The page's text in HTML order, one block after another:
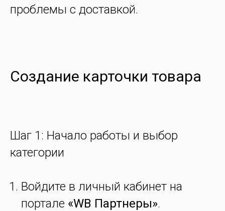
проблемы с доставкой.
Создание карточки товара
Шаг 1: Начало работы и выбор
категории
Войдите в личный кабинет на
портале «WB Партнеры».